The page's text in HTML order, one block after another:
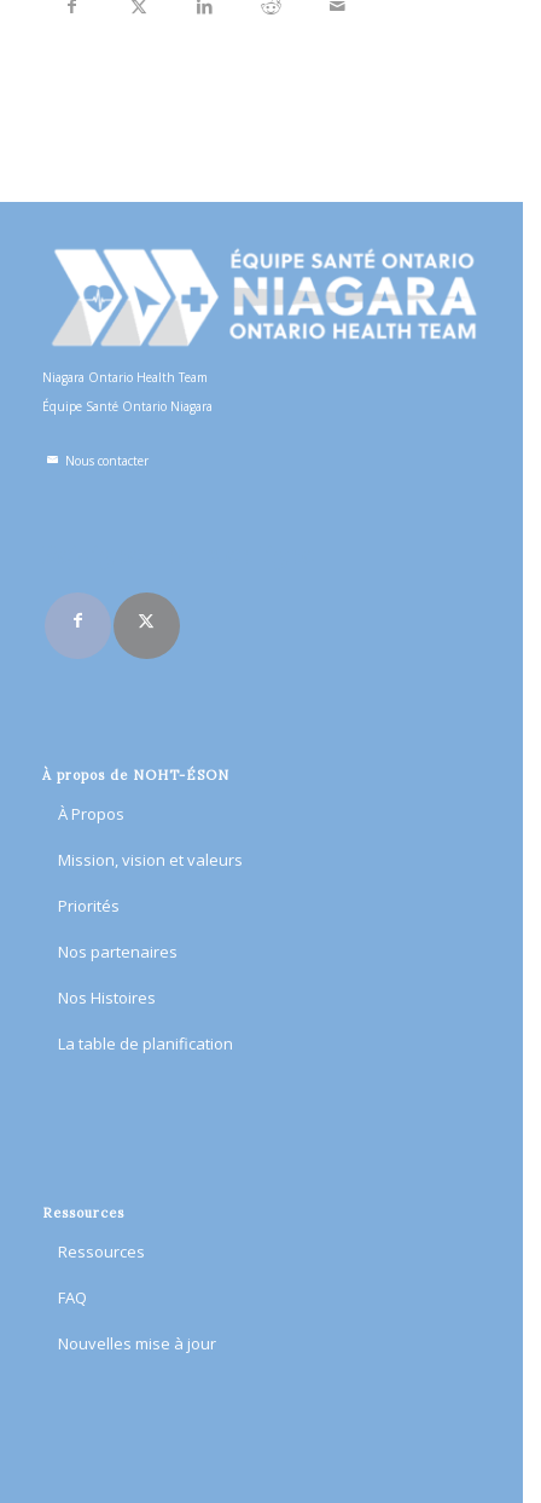
Niagara Ontario Health Team
Équipe Santé Ontario Niagara
Nous contacter
À propos de NOHT-ÉSON
À Propos
Mission, vision et valeurs
Priorités
Nos partenaires
Nos Histoires
​La table de planification​
Ressources
Ressources
FAQ
Nouvelles mise à jour